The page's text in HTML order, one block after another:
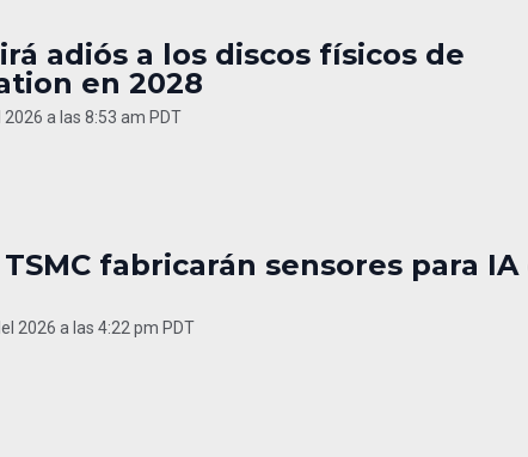
adiós a los discos físicos de
en 2028
2026 a las 8:53 am PDT
TSMC fabricarán sensores para IA
2026 a las 4:22 pm PDT